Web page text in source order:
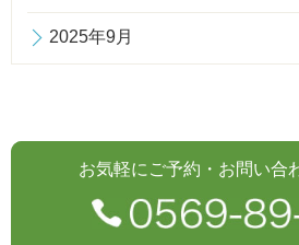
2025年9月
お気軽にご予約・お問い合